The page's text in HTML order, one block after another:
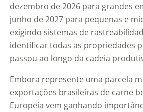
dezembro de 2026 para grandes
junho de 2027 para pequenas e
exigindo sistemas de
identificar todas as propriedades
passou ao longo da cadeia
Embora represente uma parcela
exportações brasileiras de carne
Europeia vem ganhando